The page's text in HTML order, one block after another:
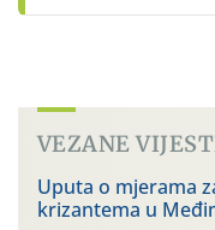
VEZANE
Uputa o mjerama
krizantema u